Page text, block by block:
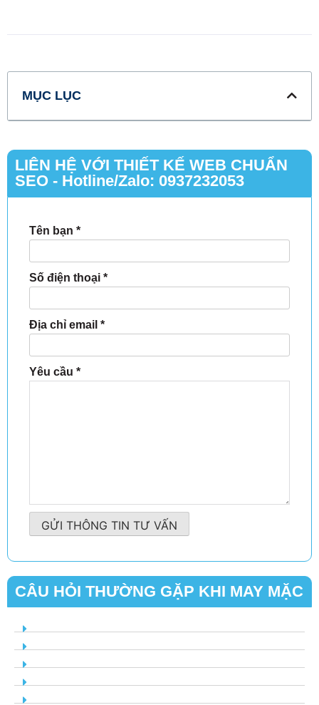
MỤC LỤC
LIÊN HỆ VỚI THIẾT KẾ WEB CHUẨN
SEO - Hotline/Zalo: 0937232053
Tên bạn *
Số điện thoại *
Địa chỉ email *
Yêu cầu *
GỬI THÔNG TIN TƯ VẤN
CÂU HỎI THƯỜNG GẶP KHI MAY MẶC